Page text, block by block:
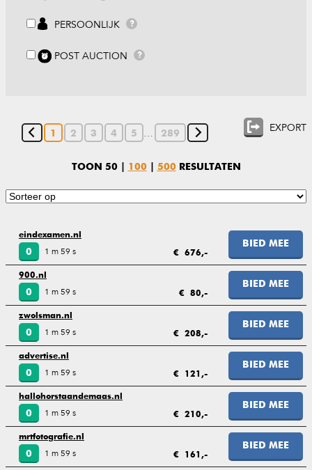
PERSOONLIJK ?
POST AUCTION ?
EXPORT
1 2 3 4 5 … 289
TOON 50| 100| 500RESULTATEN
eindexamen.nl
0 1 m 59 s € 676,-
BIED MEE
900.nl
0 1 m 59 s € 80,-
BIED MEE
zwolsman.nl
0 1 m 59 s € 208,-
BIED MEE
advertise.nl
0 1 m 59 s € 121,-
BIED MEE
hallohorstaandemaas.nl
0 1 m 59 s € 210,-
BIED MEE
mrtfotografie.nl
0 1 m 59 s € 161,-
BIED MEE